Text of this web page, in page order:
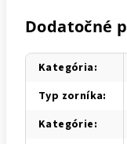
Dodatočné
Kategória:
Typ zorníka:
Kategórie: